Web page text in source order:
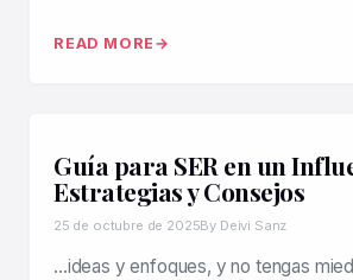
READ MORE
Guía para SER en un
Estrategias y Consejos
25 de octubre de 2025By Deivi Sanz
…ideas y enfoques, y no tengas